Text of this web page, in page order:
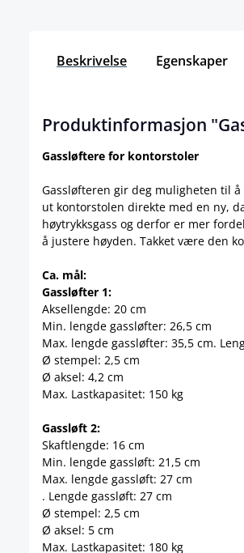
Beskrivelse Egenskaper
Produktinformasjon
Gassløftere for kontorstoler
Gassløfteren gir deg muligheten til
ut kontorstolen direkte med en ny,
høytrykksgass og derfor er mer
å justere høyden. Takket være den
Ca. mål:
Gassløfter 1:
Aksellengde: 20 cm
Min. lengde gassløfter: 26,5 cm
Max. lengde gassløfter: 35,5 cm.
Ø stempel: 2,5 cm
Ø aksel: 4,2 cm
Max. Lastkapasitet: 150 kg
Gassløft 2:
Skaftlengde: 16 cm
Min. lengde gassløft: 21,5 cm
Max. lengde gassløft: 27 cm
. Lengde gassløft: 27 cm
Ø stempel: 2,5 cm
Ø aksel: 5 cm
Max. Lastkapasitet: 180 kg